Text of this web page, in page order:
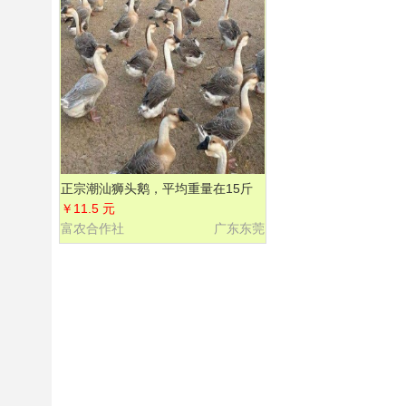
正宗潮汕狮头鹅，平均重量在15斤
左右
￥11.5 元
广东东莞
富农合作社